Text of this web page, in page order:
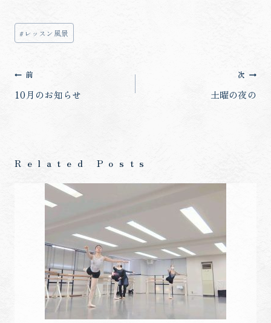
投
稿
グ:
#レッスン風景
投
稿
前
10月のお知らせ
次
土曜の夜の
Related Posts